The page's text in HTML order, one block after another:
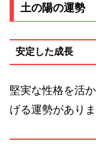
土の陽の運勢
安定した成長
堅実な性格を活
げる運勢がありま